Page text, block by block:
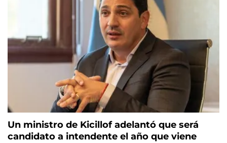
Un ministro de Kicillof adelantó que será
candidato a intendente el año que viene